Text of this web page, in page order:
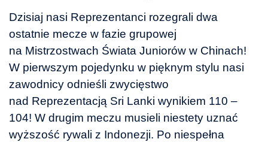
Dzisiaj nasi Reprezentanci rozegrali dwa
ostatnie mecze w fazie grupowej
na Mistrzostwach Świata Juniorów w Chinach!
W pierwszym pojedynku w pięknym stylu nasi
zawodnicy odnieśli zwycięstwo
nad Reprezentacją Sri Lanki wynikiem 110 –
104! W drugim meczu musieli niestety uznać
wyższość rywali z Indonezji. Po niespełna